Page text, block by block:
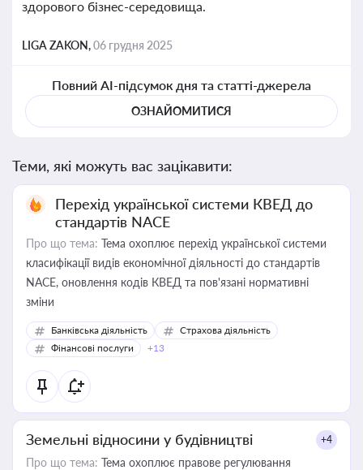
здорового бізнес-середовища.
LIGA ZAKON,06 грудня 2025
Повний AI-підсумок дня та статті-джерела
ОЗНАЙОМИТИСЯ
Теми, які можуть вас зацікавити:
Перехід української системи КВЕД до
стандартів NACE
Про що тема: Тема охоплює перехід української системи
класифікації видів економічної діяльності до стандартів
NACE, оновлення кодів КВЕД та пов'язані нормативні
зміни
Банківська діяльність
Страхова діяльність
Фінансові послуги
+13
Земельні відносини у будівництві +4
Про що тема: Тема охоплює правове регулювання